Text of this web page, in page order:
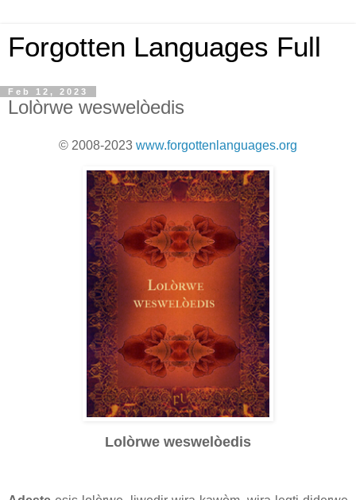
Forgotten Languages Full
Feb 12, 2023
Lolòrwe weswelòedis
© 2008-2023 www.forgottenlanguages.org
Lolòrwe weswelòedis